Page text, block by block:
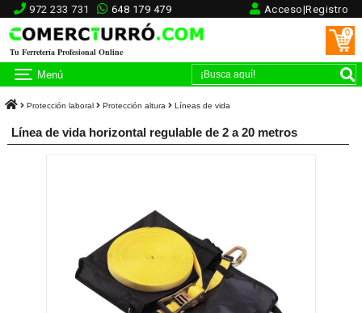
972 233 731 648 179 479 Acceso|Registro
Tu Ferretería Profesional Online
0
Menú
Protección laboral Protección altura Líneas de vida
Línea de vida horizontal regulable de 2 a 20 metros